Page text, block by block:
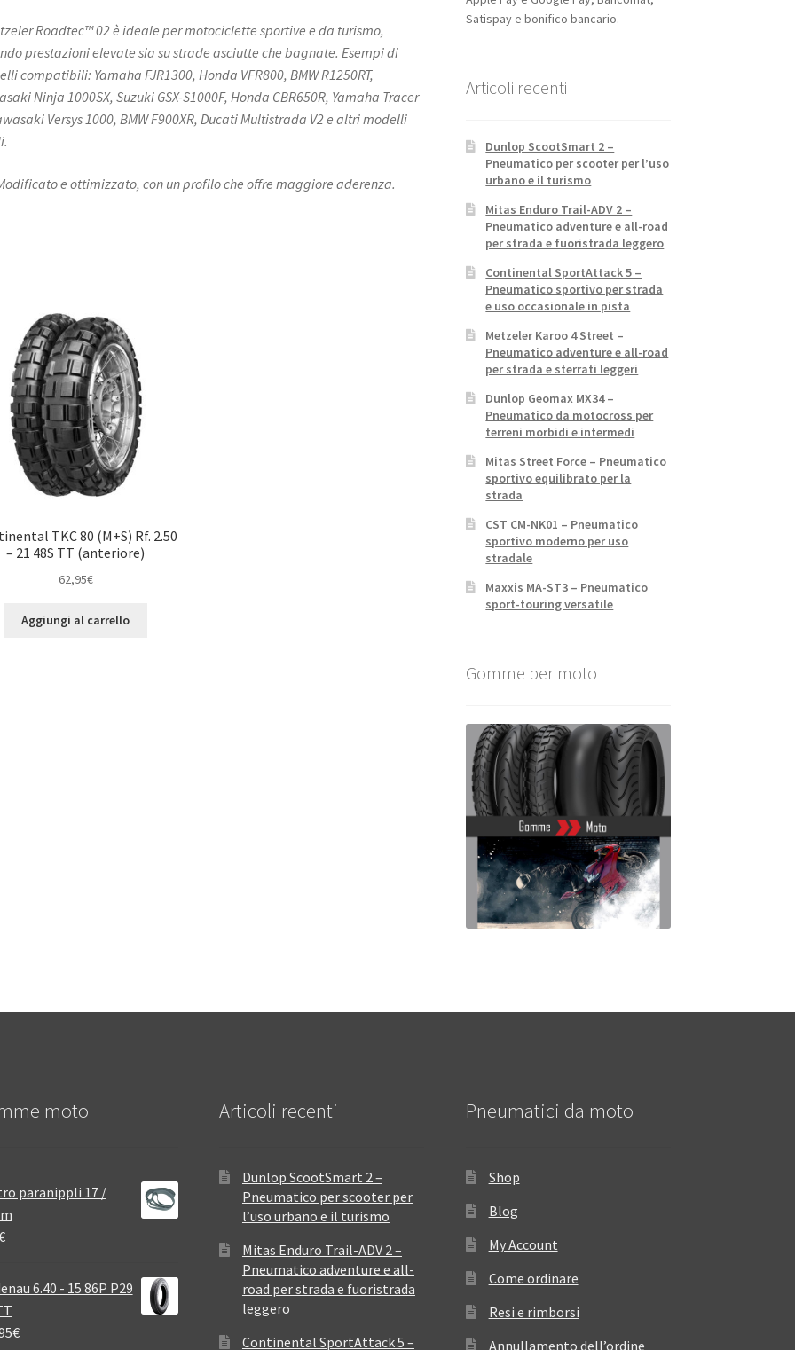
Roadtec™ 02 è ideale per motociclette sportive e da turismo,
prestazioni elevate sia su strade asciutte che bagnate. Esempi di
compatibili: Yamaha FJR1300, Honda VFR800, BMW R1250RT,
Ninja 1000SX, Suzuki GSX-S1000F, Honda CBR650R, Yamaha Tracer
Versys 1000, BMW F900XR, Ducati Multistrada V2 e altri modelli
e ottimizzato, con un profilo che offre maggiore aderenza.
TKC 80 (M+S) Rf. 2.50
– 21 48S TT (anteriore)
62,95€
Aggiungi al carrello
Satispay e bonifico bancario.
Articoli recenti
Dunlop ScootSmart 2 –
Pneumatico per scooter per l’uso
urbano e il turismo
Mitas Enduro Trail-ADV 2 –
Pneumatico adventure e all-road
per strada e fuoristrada leggero
Continental SportAttack 5 –
Pneumatico sportivo per strada
e uso occasionale in pista
Metzeler Karoo 4 Street –
Pneumatico adventure e all-road
per strada e sterrati leggeri
Dunlop Geomax MX34 –
Pneumatico da motocross per
terreni morbidi e intermedi
Mitas Street Force – Pneumatico
sportivo equilibrato per la
strada
CST CM-NK01 – Pneumatico
sportivo moderno per uso
stradale
Maxxis MA-ST3 – Pneumatico
sport-touring versatile
Gomme per moto
moto
paranippli 17 /
6.40 - 15 86P P29
€
Articoli recenti
Dunlop ScootSmart 2 –
Pneumatico per scooter per
l’uso urbano e il turismo
Mitas Enduro Trail-ADV 2 –
Pneumatico adventure e all-
road per strada e fuoristrada
leggero
Continental SportAttack 5 –
Pneumatici da moto
Shop
Blog
My Account
Come ordinare
Resi e rimborsi
Annullamento dell’ordine